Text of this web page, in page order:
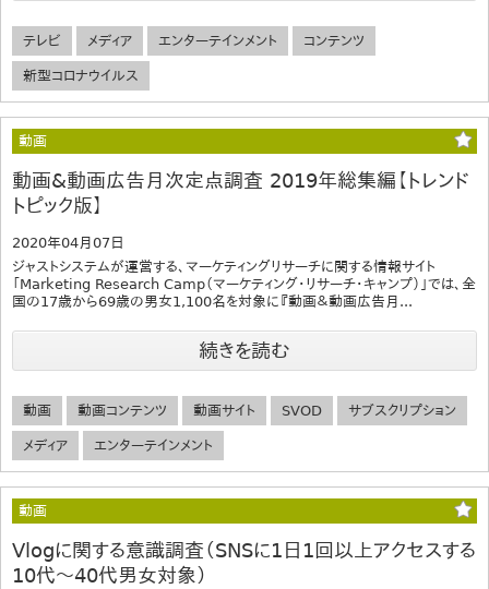
テレビ メディア エンターテインメント コンテンツ
新型コロナウイルス
動画
動画&動画広告月次定点調査 2019年総集編【トレンド
トピック版】
2020年04月07日
ジャストシステムが運営する、マーケティングリサーチに関する情報サイト
「Marketing Research Camp（マーケティング・リサーチ・キャンプ）」では、全
国の17歳から69歳の男女1,100名を対象に『動画＆動画広告月...
続きを読む
動画 動画コンテンツ 動画サイト SVOD サブスクリプション
メディア エンターテインメント
動画
Vlogに関する意識調査（SNSに1日1回以上アクセスする
10代～40代男女対象）